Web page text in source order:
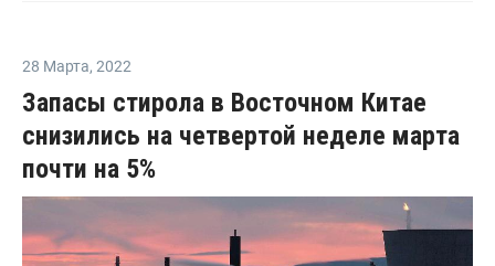
28 Марта, 2022
Запасы стирола в Восточном Китае
снизились на четвертой неделе марта
почти на 5%